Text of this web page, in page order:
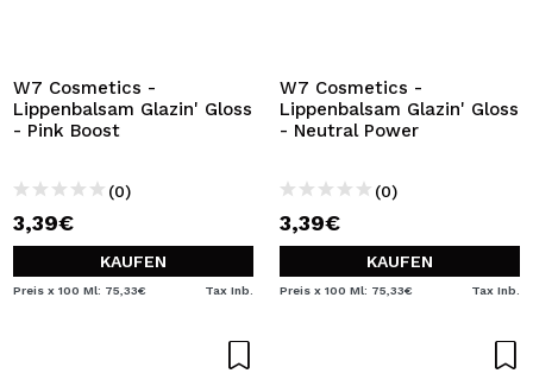
W7 Cosmetics -
Lippenbalsam Glazin' Gloss
- Pink Boost
(0)
3,39€
KAUFEN
Preis x 100 Ml: 75,33€ Tax Inb.
W7 Cosmetics -
Lippenbalsam Glazin' Gloss
- Neutral Power
(0)
3,39€
KAUFEN
Preis x 100 Ml: 75,33€ Tax Inb.